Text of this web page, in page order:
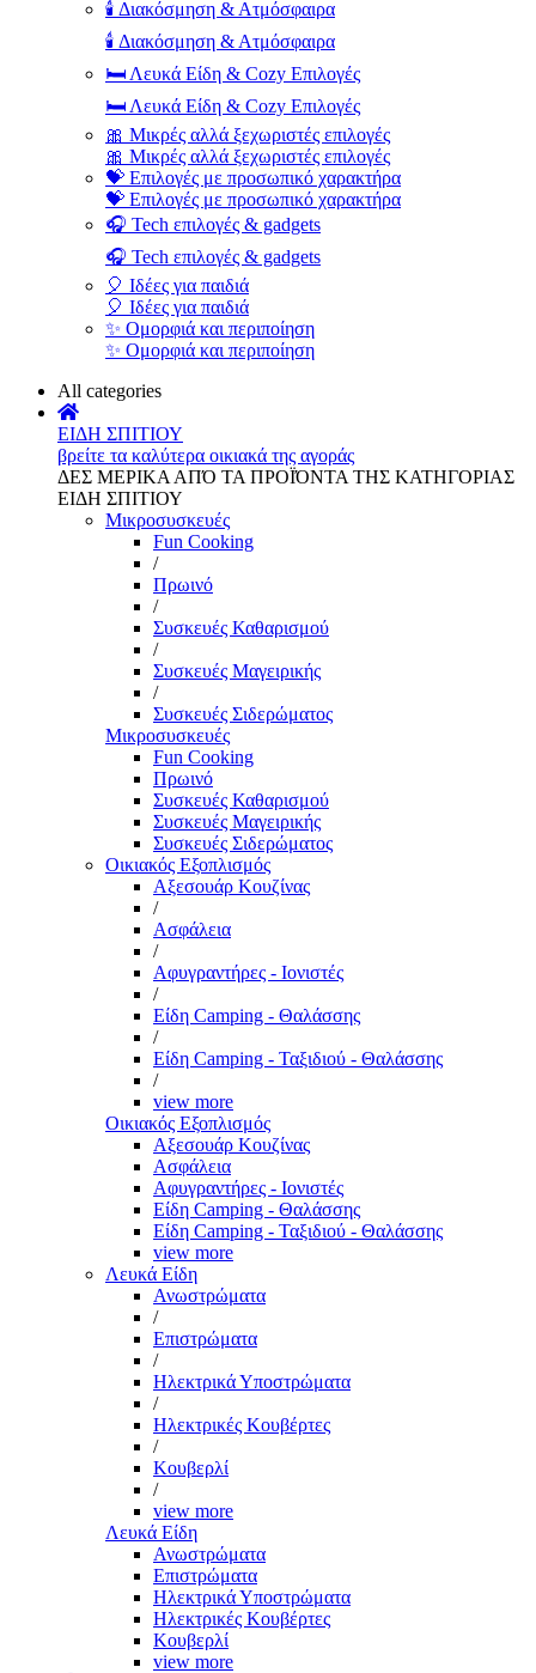
🕯️ Διακόσμηση & Ατμόσφαιρα
🕯️ Διακόσμηση & Ατμόσφαιρα
🛏️ Λευκά Είδη & Cozy Επιλογές
🛏️ Λευκά Είδη & Cozy Επιλογές
🎀 Μικρές αλλά ξεχωριστές επιλογές
🎀 Μικρές αλλά ξεχωριστές επιλογές
💝 Επιλογές με προσωπικό χαρακτήρα
💝 Επιλογές με προσωπικό χαρακτήρα
🎧 Tech επιλογές & gadgets
🎧 Tech επιλογές & gadgets
🎈 Ιδέες για παιδιά
🎈 Ιδέες για παιδιά
✨ Ομορφιά και περιποίηση
✨ Ομορφιά και περιποίηση
All categories
ΕΙΔΗ ΣΠΙΤΙΟΥ
βρείτε τα καλύτερα οικιακά της αγοράς
ΔΕΣ ΜΕΡΙΚΑ ΑΠΌ ΤΑ ΠΡΟΪΌΝΤΑ ΤΗΣ ΚΑΤΗΓΟΡΙΑΣ
ΕΙΔΗ ΣΠΙΤΙΟΥ
Μικροσυσκευές
Fun Cooking
/
Πρωινό
/
Συσκευές Καθαρισμού
/
Συσκευές Μαγειρικής
/
Συσκευές Σιδερώματος
Μικροσυσκευές
Fun Cooking
Πρωινό
Συσκευές Καθαρισμού
Συσκευές Μαγειρικής
Συσκευές Σιδερώματος
Οικιακός Εξοπλισμός
Αξεσουάρ Κουζίνας
/
Ασφάλεια
/
Αφυγραντήρες - Ιονιστές
/
Είδη Camping - Θαλάσσης
/
Είδη Camping - Ταξιδιού - Θαλάσσης
/
view more
Οικιακός Εξοπλισμός
Αξεσουάρ Κουζίνας
Ασφάλεια
Αφυγραντήρες - Ιονιστές
Είδη Camping - Θαλάσσης
Είδη Camping - Ταξιδιού - Θαλάσσης
view more
Λευκά Είδη
Ανωστρώματα
/
Επιστρώματα
/
Ηλεκτρικά Υποστρώματα
/
Ηλεκτρικές Κουβέρτες
/
Κουβερλί
/
view more
Λευκά Είδη
Ανωστρώματα
Επιστρώματα
Ηλεκτρικά Υποστρώματα
Ηλεκτρικές Κουβέρτες
Κουβερλί
view more